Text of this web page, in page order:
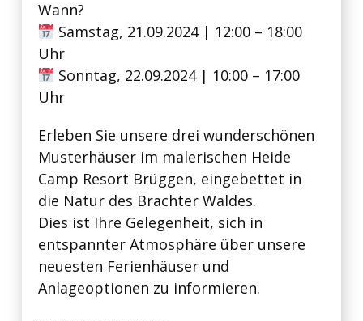
Wann?
Samstag, 21.09.2024 | 12:00 – 18:00
Uhr
Sonntag, 22.09.2024 | 10:00 – 17:00
Uhr
Erleben Sie unsere drei wunderschönen
Musterhäuser im malerischen Heide
Camp Resort Brüggen, eingebettet in
die Natur des Brachter Waldes.
Dies ist Ihre Gelegenheit, sich in
entspannter Atmosphäre über unsere
neuesten Ferienhäuser und
Anlageoptionen zu informieren.